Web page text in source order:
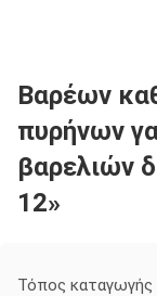
Βαρέων
πυρήνων
βαρελιών
12»
Τόπος καταγωγής